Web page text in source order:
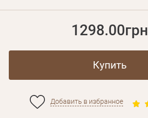
1298.00грн
Купить
Добавить в избранное